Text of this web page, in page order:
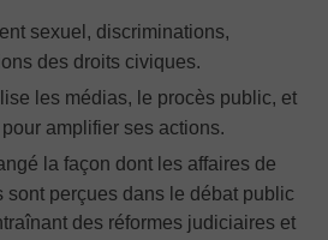
sexuel, discriminations,
des droits civiques.
les médias, le procès public, et
amplifier ses actions.
la façon dont les affaires de
sont perçues dans le débat public
des réformes judiciaires et